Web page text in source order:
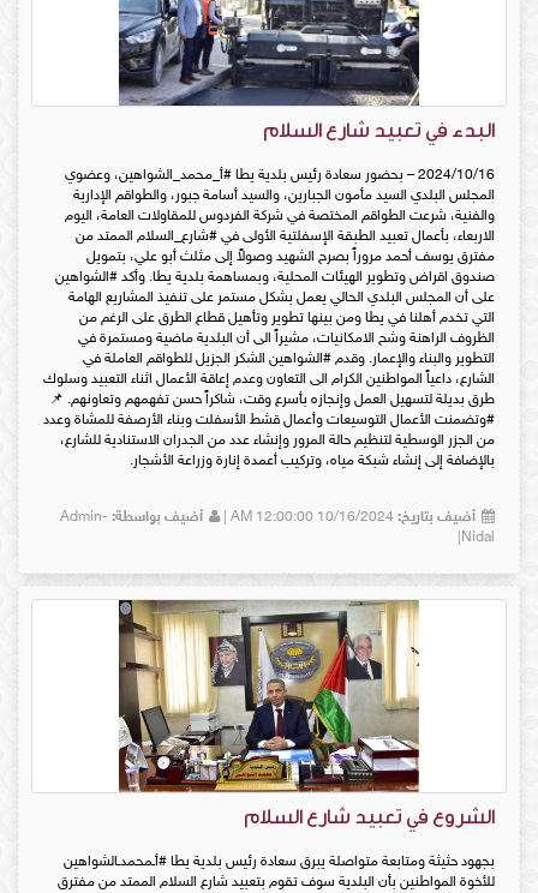
البدء في تعبيد شارع السلام
2024/10/16 – بحضور سعادة رئيس بلدية يطا #أ_محمد_الشواهين، وعضوي
المجلس البلدي السيد مأمون الجبارين، والسيد أسامة جبور، والطواقم الإدارية
والفنية، شرعت الطواقم المختصة في شركة الفردوس للمقاولات العامة، اليوم
الاربعاء، بأعمال تعبيد الطبقة الإسفلتية الأولى في #شارع_السلام الممتد من
مفترق يوسف أحمد مروراً بصرح الشهيد وصولاً إلى مثلث أبو علي، بتمويل
صندوق اقراض وتطوير الهيئات المحلية، وبمساهمة بلدية يطا. وأكد #الشواهين
على أن المجلس البلدي الحالي يعمل بشكل مستمر على تنفيذ المشاريع الهامة
التي تخدم أهلنا في يطا ومن بينها تطوير وتأهيل قطاع الطرق على الرغم من
الظروف الراهنة وشح الامكانيات، مشيراً الى أن البلدية ماضية ومستمرة في
التطوير والبناء والإعمار. وقدم #الشواهين الشكر الجزيل للطواقم العاملة في
الشارع، داعياً المواطنين الكرام الى التعاون وعدم إعاقة الأعمال اثناء التعبيد وسلوك
طرق بديلة لتسهيل العمل وإنجازه بأسرع وقت، شاكراً حسن تفهمهم وتعاونهم. 📌
#وتضمنت الأعمال التوسيعات وأعمال قشط الأسفلت وبناء الأرصفة للمشاة وعدد
من الجزر الوسطية لتنظيم حالة المرور وإنشاء عدد من الجدران الاستنادية للشارع،
بالإضافة إلى إنشاء شبكة مياه، وتركيب أعمدة إنارة وزراعة الأشجار.
أضيف بتاريخ: أضيف بواسطة: Admin-
Nidal|
الشروع في تعبيد شارع السلام
بجهود حثيثة ومتابعة متواصلة يبرق سعادة رئيس بلدية يطا #أـمحمدـالشواهين
للأخوة المواطنين بأن البلدية سوف تقوم بتعبيد شارع السلام الممتد من مفترق